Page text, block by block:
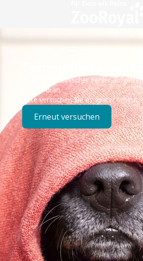
Technisches
Es ist ein technischer Fehler
bereits dran.
Bitte versuchen Sie es später erneut.
Erneut versuchen